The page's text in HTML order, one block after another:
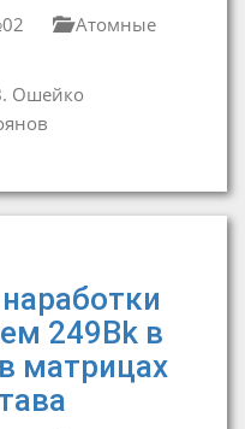
Атомные
Ошейко
249Bk в
матрицах